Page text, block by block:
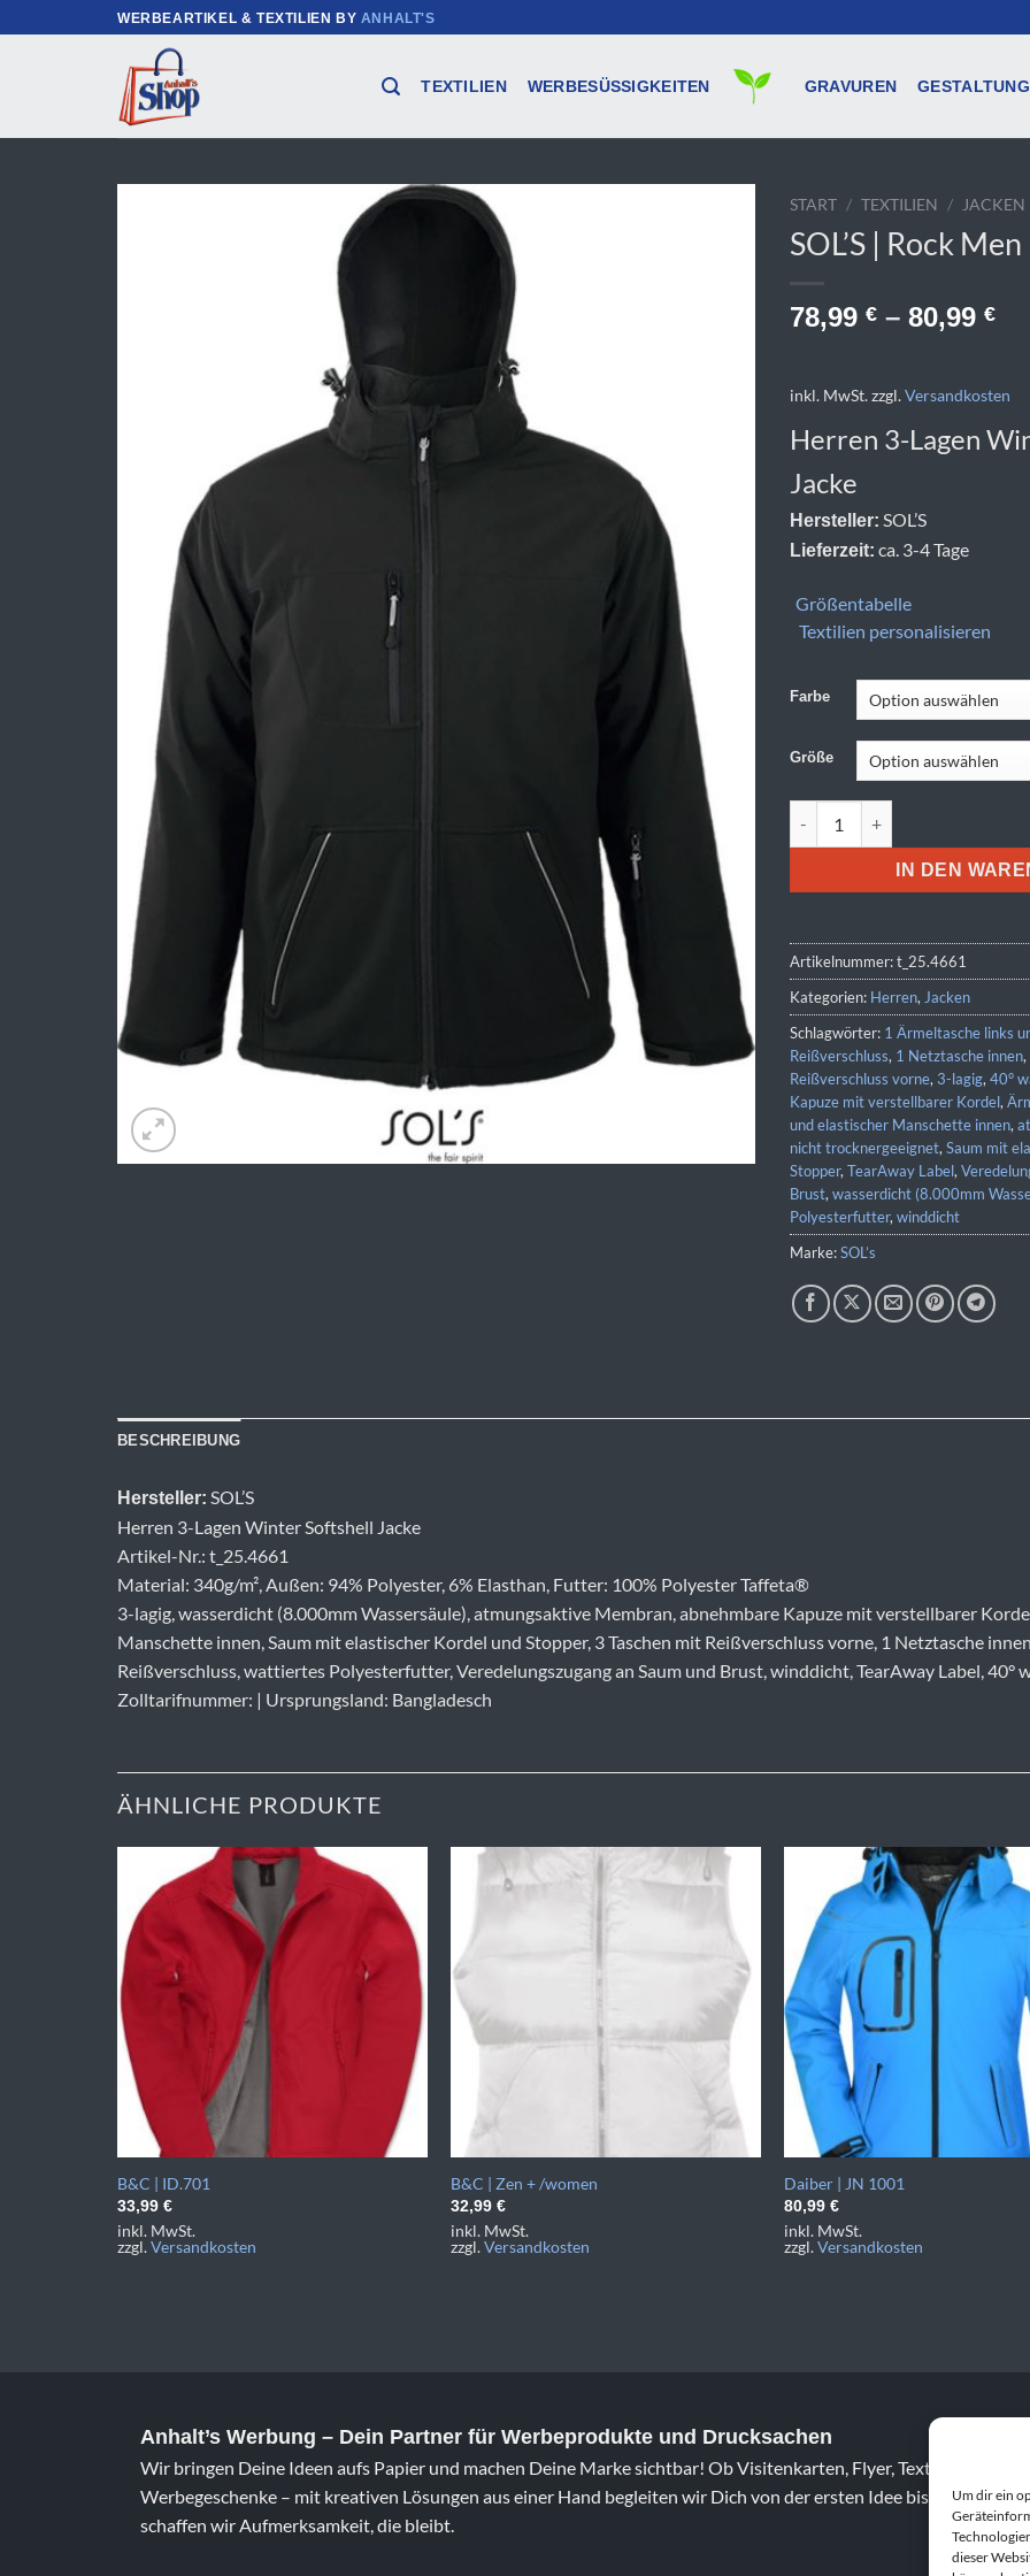
Um dir ein
dieser
Inhalt
WERBEARTIKEL & TEXTILIEN BY ANHALT'S
TEXTILIEN WERBESÜSSIGKEITEN GRAVUREN
START / TEXTILIEN / JACKEN
SOL’S | Rock Men
78,99 € – 80,99 €
inkl. MwSt.zzgl.Versandkosten
Herren 3-Lagen
Jacke
Hersteller: SOL’S
Lieferzeit: ca. 3-4 Tage
Größentabelle
Textilien personalisieren
Farbe
Größe
IN DEN
Artikelnummer:t_25.4661
Kategorien: Herren,Jacken
Schlagwörter: 1 Ärmeltasche links
Reißverschluss, 1 Netztasche innen,
Reißverschluss vorne, 3-lagig,40°
Kapuze mit verstellbarer Kordel,
und elastischer Manschette innen,
nicht trocknergeeignet,Saum mit
Stopper,TearAway Label,
Brust,wasserdicht (8.000mm
Polyesterfutter,winddicht
Marke:SOL’s
BESCHREIBUNG
Hersteller: SOL’S
Herren 3-Lagen Winter Softshell Jacke
Artikel-Nr.: t_25.4661
Material: 340g/m², Außen: 94% Polyester, 6% Elasthan, Futter: 100% Polyester Taffeta®
3-lagig, wasserdicht (8.000mm Wassersäule), atmungsaktive Membran, abnehmbare Kapuze mit verstellbarer
Manschette innen, Saum mit elastischer Kordel und Stopper, 3 Taschen mit Reißverschluss vorne, 1 Netztasche
Reißverschluss, wattiertes Polyesterfutter, Veredelungszugang an Saum und Brust, winddicht, TearAway Label, 40°
Zolltarifnummer: | Ursprungsland: Bangladesch
ÄHNLICHE PRODUKTE
B&C | ID.701
33,99 €
inkl. MwSt.
zzgl.Versandkosten
B&C | Zen + /women
32,99 €
inkl. MwSt.
zzgl.Versandkosten
Daiber | JN 1001
80,99 €
inkl. MwSt.
zzgl.Versandkosten
Anhalt’s Werbung – Dein Partner für Werbeprodukte und Drucksachen
Wir bringen Deine Ideen aufs Papier und machen Deine Marke sichtbar! Ob Visitenkarten, Flyer, Textildruck oder
Werbegeschenke – mit kreativen Lösungen aus einer Hand begleiten wir Dich von der ersten Idee bis zum
schaffen wir Aufmerksamkeit, die bleibt.